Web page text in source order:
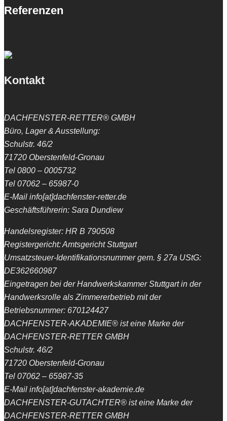
Referenzen
Kontakt
DACHFENSTER-RETTER® GMBH
Büro, Lager & Ausstellung:
Schulstr. 46/2
71720 Oberstenfeld-Gronau
Tel 0800 – 0005732
Tel 07062 – 65987-0
E-Mail info[at]dachfenster-retter.de
Geschäftsführerin: Sara Dundiew
Handelsregister: HR B 790508
Registergericht: Amtsgericht Stuttgart
Umsatzsteuer-Identifikationsnummer gem. § 27a UStG:
DE362660987
Eingetragen bei der Handwerkskammer Stuttgart in der
Handwerksrolle als Zimmererbetrieb mit der
Betriebsnummer: 670124427
DACHFENSTER-AKADEMIE® ist eine Marke der
DACHFENSTER-RETTER GMBH
Schulstr. 46/2
71720 Oberstenfeld-Gronau
Tel 07062 – 65987-35
E-Mail info[at]dachfenster-akademie.de
DACHFENSTER-GUTACHTER® ist eine Marke der
DACHFENSTER-RETTER GMBH